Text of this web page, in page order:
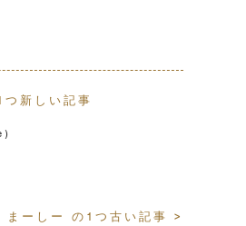
新しい記事
まーしー の1つ古い記事 >